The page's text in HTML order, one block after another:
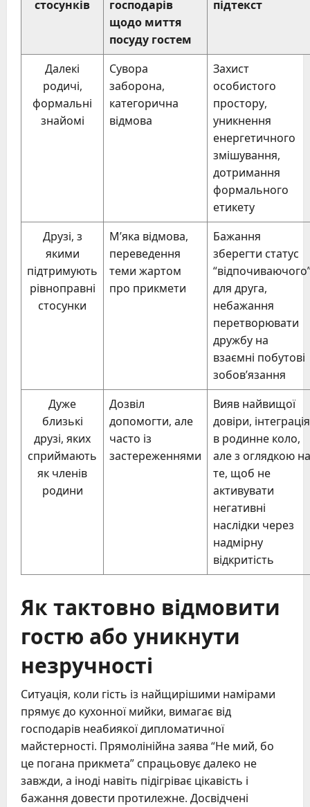
стосунків
господарів
щодо миття
посуду гостем
підтекст
Далекі
родичі,
формальні
знайомі
Сувора
заборона,
категорична
відмова
Захист
особистого
простору,
уникнення
енергетичного
змішування,
дотримання
формального
етикету
Друзі, з
якими
підтримують
рівноправні
стосунки
М’яка відмова,
переведення
теми жартом
про прикмети
Бажання
зберегти статус
для друга,
небажання
перетворювати
дружбу на
взаємні побутові
зобов’язання
Дуже
близькі
друзі, яких
сприймають
як членів
родини
Дозвіл
допомогти, але
часто із
застереженнями
Вияв найвищої
довіри, інтеграція
в родинне коло,
але з оглядкою на
те, щоб не
активувати
негативні
наслідки через
надмірну
відкритість
Як тактовно відмовити
гостю або уникнути
незручності
Ситуація, коли гість із найщирішими намірами
прямує до кухонної мийки, вимагає від
господарів неабиякої дипломатичної
майстерності. Прямолінійна заява “Не мий, бо
це погана прикмета” спрацьовує далеко не
завжди, а іноді навіть підігріває цікавість і
бажання довести протилежне. Досвідчені